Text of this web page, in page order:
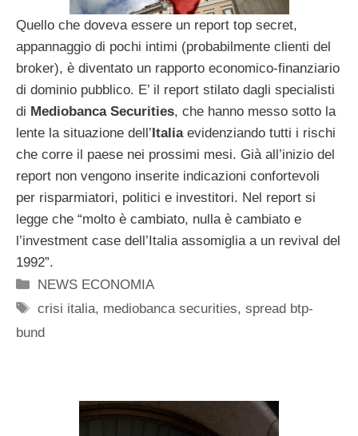
Quello che doveva essere un report top secret,
appannaggio di pochi intimi (probabilmente clienti del
broker), è diventato un rapporto economico-finanziario
di dominio pubblico. E’ il report stilato dagli specialisti
di Mediobanca Securities, che hanno messo sotto la
lente la situazione dell’ Italiaevidenziando tutti i rischi
che corre il paese nei prossimi mesi. Già all’inizio del
report non vengono inserite indicazioni confortevoli
per risparmiatori, politici e investitori. Nel report si
legge che “molto è cambiato, nulla è cambiato e
l’investment case dell’Italia assomiglia a un revival del
1992”.
Categorie
NEWS ECONOMIA
Tag
crisi italia, mediobanca securities,spread btp-
bund